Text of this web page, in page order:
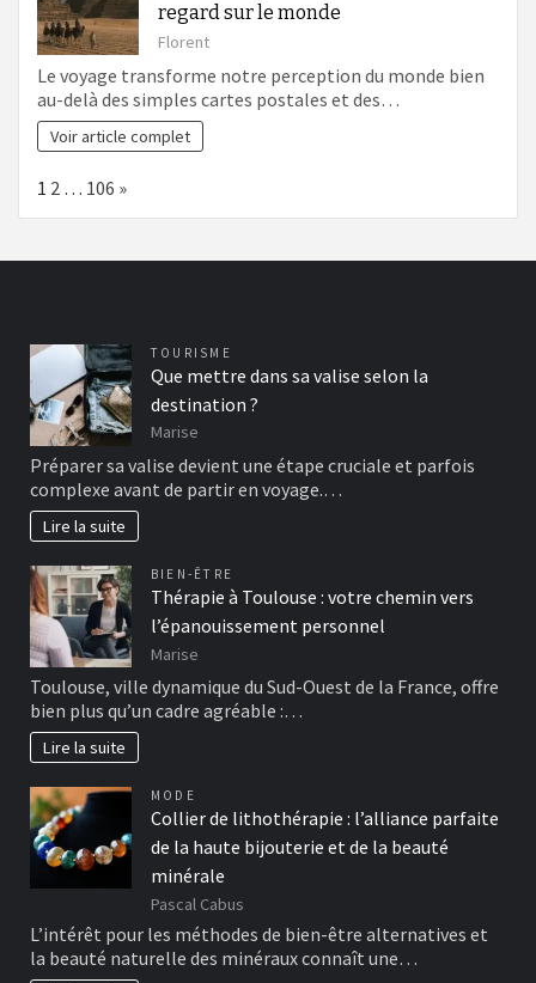
regard sur le monde
Florent
Le voyage transforme notre perception du monde bien
au-delà des simples cartes postales et des…
Voir article complet
Page:
1 2 … 106 Next
»
TOURISME
Que mettre dans sa valise selon la
destination ?
Marise
Préparer sa valise devient une étape cruciale et parfois
complexe avant de partir en voyage.…
Lire la suite
BIEN-ÊTRE
Thérapie à Toulouse : votre chemin vers
l’épanouissement personnel
Marise
Toulouse, ville dynamique du Sud-Ouest de la France, offre
bien plus qu’un cadre agréable :…
Lire la suite
MODE
Collier de lithothérapie : l’alliance parfaite
de la haute bijouterie et de la beauté
minérale
Pascal Cabus
L’intérêt pour les méthodes de bien-être alternatives et
la beauté naturelle des minéraux connaît une…